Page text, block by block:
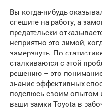
Вы когда-нибудь
спешите на работу, а
предательски
неприятно это зимой,
замерзнуть. По
сталкиваются с этой
решению – это
знание эффективных
поделюсь своим опытом
ваши замки Toyota в